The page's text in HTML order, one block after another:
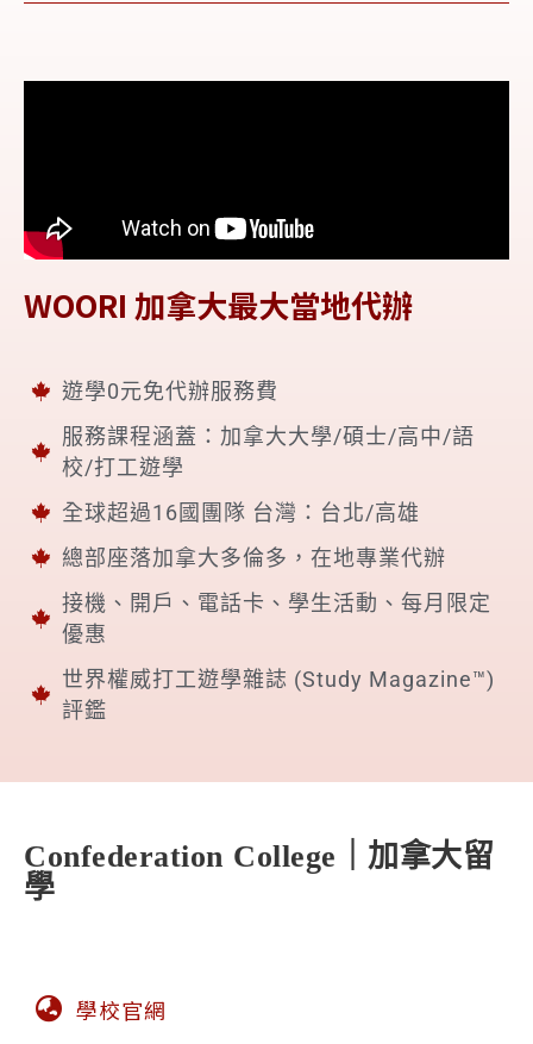
WOORI 加拿大最大當地代辦
遊學0元免代辦服務費
服務課程涵蓋：加拿大大學/碩士/高中/語
校/打工遊學
全球超過16國團隊 台灣：台北/高雄
總部座落加拿大多倫多，在地專業代辦
接機、開戶、電話卡、學生活動、每月限定
優惠
世界權威打工遊學雜誌 (Study Magazine™)
評鑑
Confederation College｜加拿大留
學
學校官網